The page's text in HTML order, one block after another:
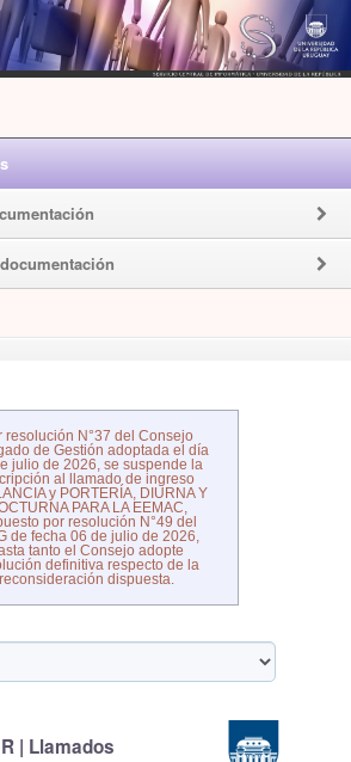
resolución N°37 del Consejo
de Gestión adoptada el día
julio de 2026, se suspende la
al llamado de ingreso
y PORTERÍA, DIURNA Y
PARA LA EEMAC,
por resolución N°49 del
de fecha 06 de julio de 2026,
tanto el Consejo adopte
definitiva respecto de la
reconsideración dispuesta.
| Llamados